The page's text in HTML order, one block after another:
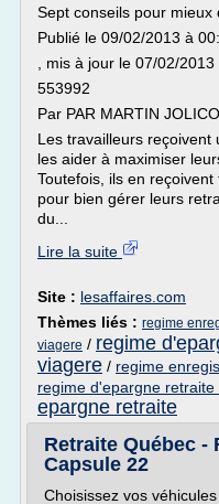
Sept conseils pour mieux
Publié le 09/02/2013 à
, mis à jour le 07/02/
553992
Par PAR MARTIN
Les travailleurs reçoivent
les aider à maximiser
Toutefois, ils en
pour bien gérer leurs
du...
Lire la suite
Site : lesaffaires.com
Thèmes liés : regime
viagere / regime
viagere / regime
regime d'epargne retraite
epargne retraite
Retraite Québec -
Capsule 22
Choisissez vos